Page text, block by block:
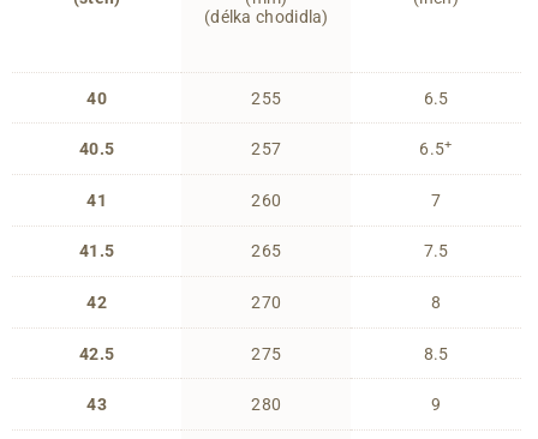
40
40.5
41
41.5
42
42.5
43
(délka chodidla)
255
257
260
265
270
275
280
6.5
6.5+
7
7.5
8
8.5
9